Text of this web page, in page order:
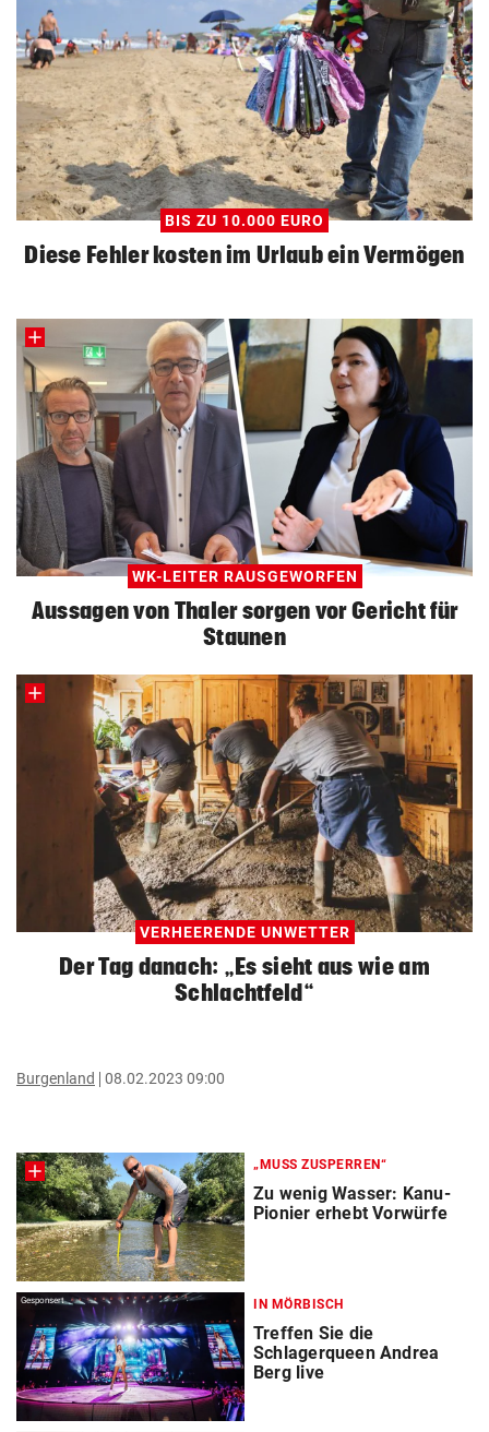
BIS ZU 10.000 EURO
Diese Fehler kosten im Urlaub ein Vermögen
WK-LEITER RAUSGEWORFEN
Aussagen von Thaler sorgen vor Gericht für
Staunen
VERHEERENDE UNWETTER
Der Tag danach: „Es sieht aus wie am
Schlachtfeld“
Burgenland 08.02.2023 09:00
„MUSS ZUSPERREN“
Zu wenig Wasser: Kanu-
Pionier erhebt Vorwürfe
Gesponsert IN MÖRBISCH
Treffen Sie die
Schlagerqueen Andrea
Berg live